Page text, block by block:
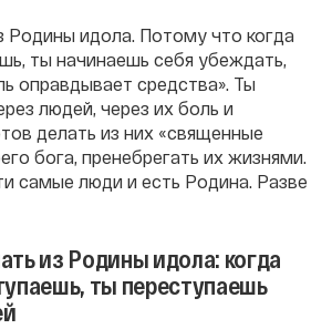
Родины идола. Потому что когда
ты начинаешь себя убеждать,
оправдывает средства». Ты
людей, через их боль и
делать из них «священные
бога, пренебрегать их жизнями.
самые люди и есть Родина. Разве
из Родины идола: когда
ты переступаешь